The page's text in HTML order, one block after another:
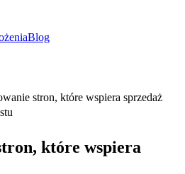
Blog
stron, które wspiera sprzedaż
które wspiera